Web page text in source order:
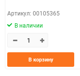
Артикул: 00105365
В наличии
В корзину